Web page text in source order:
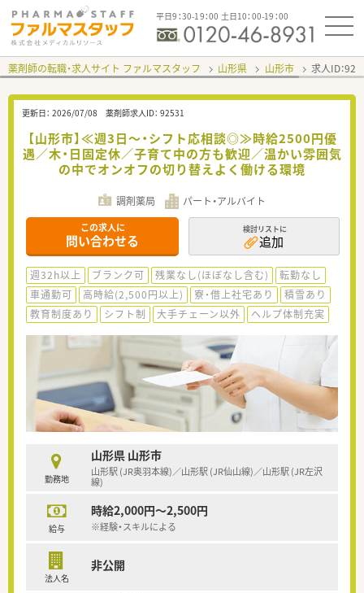
平日9：30-19：00 土日10：00-19：00
薬剤師の転職・求人サイト ファルマスタッフ 山形県 山形市 求人ID：
更新日： 2026/07/08 薬剤師求人ID： 92531
【山形市】≪週3日～・シフト応相談◎≫時給2500円優
遇／木・日固定休／子育て中の方も歓迎／温かい雰囲気
の中でオンオフの切り替えよく働ける環境
調剤薬局 パート・アルバイト
この求人に
問い合わせる
検討リストに
追加
週32h以上 ブランク可 残業なし(ほぼなし含む)
転勤なし
車通勤可
高時給(2,500円以上) 寮・借上社宅あり
積雪あり
教育制度あり
シフト制 大手チェーン以外 ヘルプ体制充実
勤務地
山形県 山形市
山形駅 (JR奥羽本線)／山形駅 (JR仙山線)／山形駅 (JR左沢
線)
給与
時給2,000円～2,500円
※経験・スキルによる
法人名
非公開